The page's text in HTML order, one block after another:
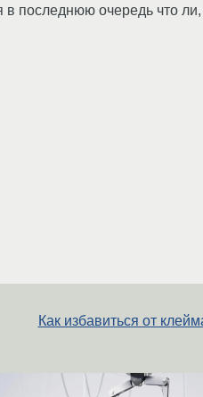
в последнюю очередь что
Как избавиться от